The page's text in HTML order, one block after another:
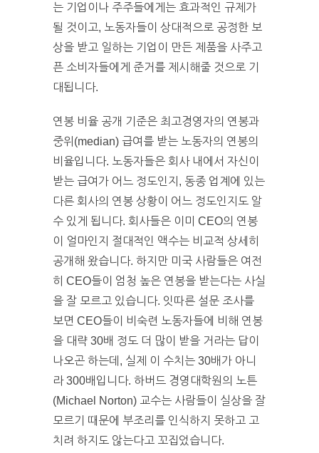
는 기업이나 주주들에게는 효과적인 규제가
될 것이고, 노동자들이 상대적으로 공정한 보
상을 받고 일하는 기업이 만든 제품을 사주고
픈 소비자들에게 준거를 제시해줄 것으로 기
대됩니다.
연봉 비율 공개 기준은 최고경영자의 연봉과
중위(median) 급여를 받는 노동자의 연봉의
비율입니다. 노동자들은 회사 내에서 자신이
받는 급여가 어느 정도인지, 동종 업계에 있는
다른 회사의 연봉 상황이 어느 정도인지도 알
수 있게 됩니다. 회사들은 이미 CEO의 연봉
이 얼마인지 절대적인 액수는 비교적 상세히
공개해 왔습니다. 하지만 미국 사람들은 여전
히 CEO들이 엄청 높은 연봉을 받는다는 사실
을 잘 모르고 있습니다. 잇따른 설문 조사를
보면 CEO들이 비숙련 노동자들에 비해 연봉
을 대략 30배 정도 더 많이 받을 거라는 답이
나오곤 하는데, 실제 이 수치는 30배가 아니
라 300배입니다. 하버드 경영대학원의 노튼
(Michael Norton) 교수는 사람들이 실상을 잘
모르기 때문에 부조리를 인식하지 못하고 고
치려 하지도 않는다고 꼬집었습니다.